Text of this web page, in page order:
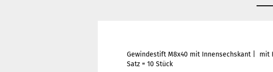
Gewindestift M8x40 mit Innensechskant | mit
Satz = 10 Stück